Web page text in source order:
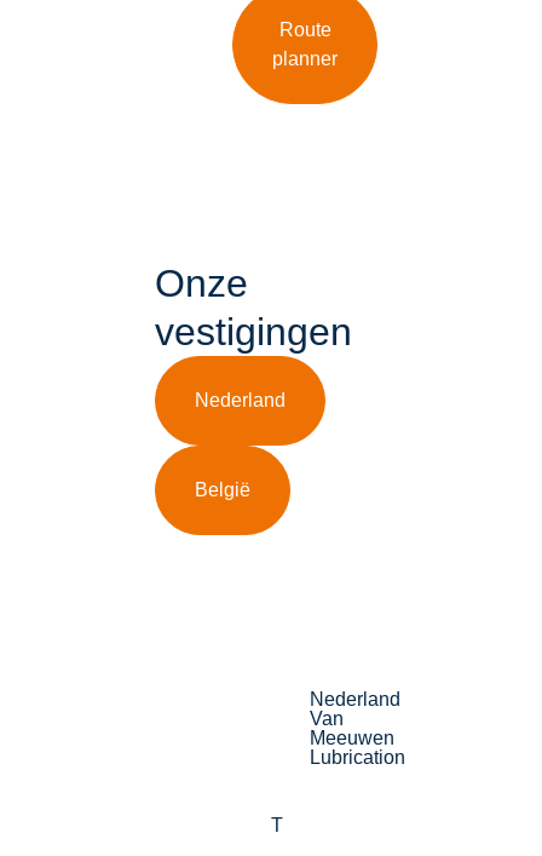
Route
planner
Onze
vestigingen
Nederland
België
Nederland
Van
Meeuwen
Lubrication
T